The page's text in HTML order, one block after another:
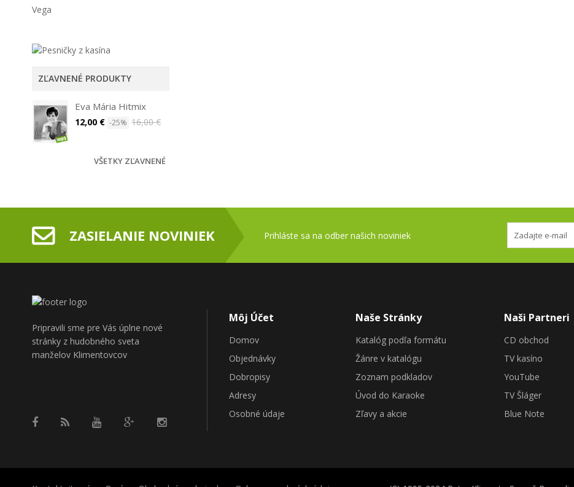
Vega
ZĽAVNENÉ PRODUKTY
Eva Mária Hitmix
12,00 € -25% 16,00 €
VŠETKY ZĽAVNENÉ
Pripravili sme pre Vás úplne nové
stránky z hudobného sveta
manželov Klimentovcov
Môj Účet
Domov
Objednávky
Dobropisy
Adresy
Osobné údaje
Naše Stránky
Katalóg podľa formátu
Žánre v katalógu
Zoznam podkladov
Úvod do Karaoke
Zľavy a akcie
Naši Partneri
CD obchod
TV kasíno
YouTube
TV Šláger
Blue Note
ZASIELANIE NOVINIEK Prihláste sa na odber našich noviniek